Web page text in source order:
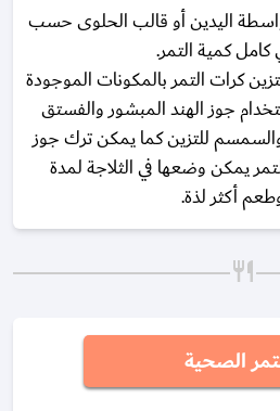
اليدين أو قالب الحلوى حسب
كمية التمر.
كرات التمر بالمكونات الموجودة
جوز الهند المبشور والفستق
للتزين كما يمكن ترك جوز
يمكن وضعها في الثلاجة لمدة
أكثر لذة.
الصحية